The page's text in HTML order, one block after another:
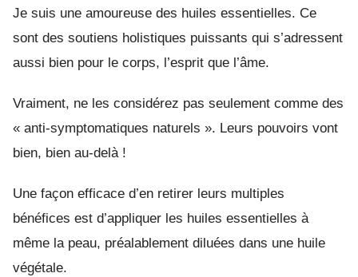
Je suis une amoureuse des huiles essentielles. Ce
sont des soutiens holistiques puissants qui s’adressent
aussi bien pour le corps, l’esprit que l’âme.
Vraiment, ne les considérez pas seulement comme des
« anti-symptomatiques naturels ». Leurs pouvoirs vont
bien, bien au-delà !
Une façon efficace d’en retirer leurs multiples
bénéfices est d’appliquer les huiles essentielles à
même la peau, préalablement diluées dans une huile
végétale.